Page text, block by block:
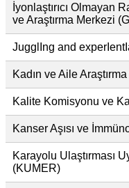
İyonlaştırıcı Olmayan
ve Araştırma Merkezi
JugglIng and
Kadın ve Aile
Kalite Komisyonu ve
Kanser Aşısı ve
Karayolu Ulaştırması
(KUMER)